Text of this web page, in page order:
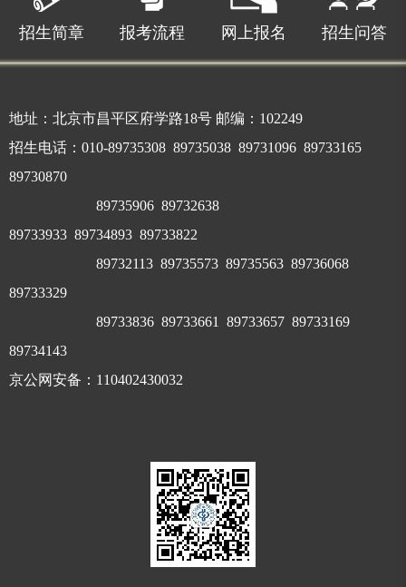
招生简章 报考流程 网上报名 招生问答
地址：北京市昌平区府学路18号 邮编：102249
招生电话：010-89735308 89735038 89731096 89733165
89730870
89735906 89732638
89733933 89734893 89733822
89732113 89735573 89735563 89736068
89733329
89733836 89733661 89733657 89733169
89734143
京公网安备：110402430032